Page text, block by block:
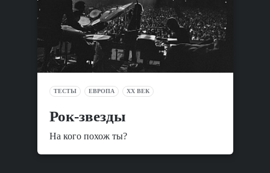
ТЕСТЫ ЕВРОПА XX ВЕК
Рок-звезды
На кого похож ты?